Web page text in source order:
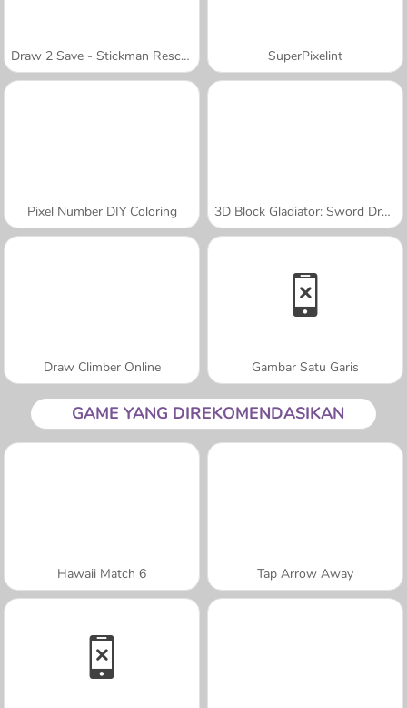
Draw 2 Save - Stickman Rescue SuperPixelint
Pixel Number DIY Coloring 3D Block Gladiator: Sword Draw
Draw Climber Online Gambar Satu Garis
GAME YANG DIREKOMENDASIKAN
Hawaii Match 6 Tap Arrow Away